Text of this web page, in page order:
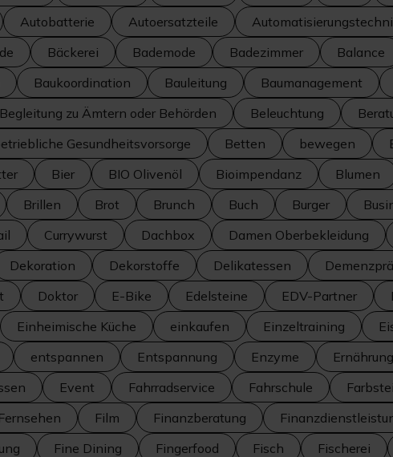
Autobatterie Autoersatzteile
Bäckerei Bademode Badezimmer Balance
Baukoordination Bauleitung Baumanagement
Begleitung zu Ämtern oder Behörden Beleuchtung
Gesundheitsvorsorge Betten bewegen
Bier BIO Olivenöl Bioimpendanz Blumen
Brillen Brot Brunch Buch Burger
Currywurst Dachbox Damen Oberbekleidung
Dekoration Dekorstoffe Delikatessen
Doktor E-Bike Edelsteine EDV-Partner
Einheimische Küche einkaufen Einzeltraining
entspannen Entspannung Enzyme
Event Fahrradservice Fahrschule
Fernsehen Film Finanzberatung
Fine Dining Fingerfood Fisch Fischerei